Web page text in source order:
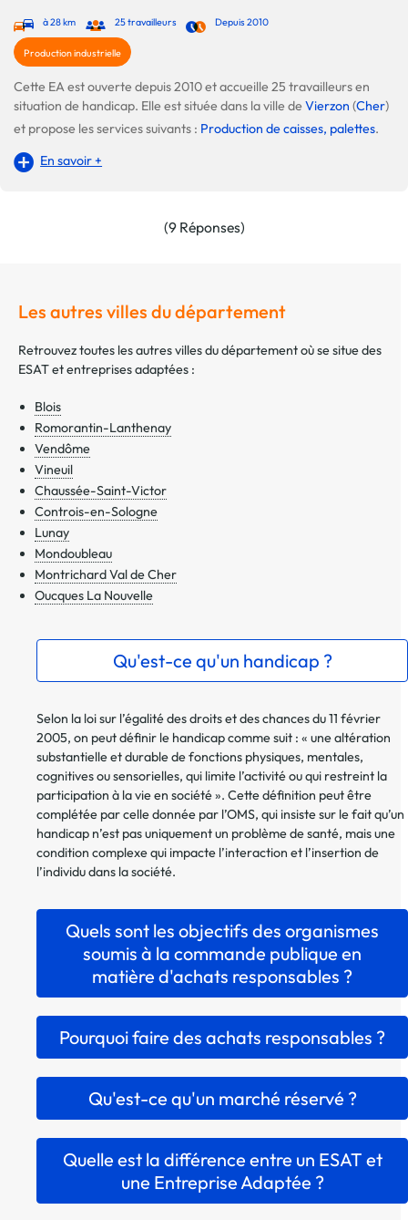
à 28 km 25 travailleurs Depuis 2010
Production industrielle
Cette EA est ouverte depuis 2010 et accueille 25 travailleurs en
situation de handicap. Elle est située dans la ville deVierzon (Cher)
et propose les services suivants : Production de caisses, palettes.
En savoir +
(9 Réponses)
Les autres villes du département
Retrouvez toutes les autres villes du département où se situe des
ESAT et entreprises adaptées :
Blois
Romorantin-Lanthenay
Vendôme
Vineuil
Chaussée-Saint-Victor
Controis-en-Sologne
Lunay
Mondoubleau
Montrichard Val de Cher
Oucques La Nouvelle
Qu'est-ce qu'un handicap ?
Selon la loi sur l’égalité des droits et des chances du 11 février
2005, on peut définir le handicap comme suit : « une altération
substantielle et durable de fonctions physiques, mentales,
cognitives ou sensorielles, qui limite l’activité ou qui restreint la
participation à la vie en société ». Cette définition peut être
complétée par celle donnée par l’OMS, qui insiste sur le fait qu’un
handicap n’est pas uniquement un problème de santé, mais une
condition complexe qui impacte l’interaction et l’insertion de
l’individu dans la société.
Quels sont les objectifs des organismes
soumis à la commande publique en
matière d'achats responsables ?
Pourquoi faire des achats responsables ?
Qu'est-ce qu'un marché réservé ?
Quelle est la différence entre un ESAT et
une Entreprise Adaptée ?